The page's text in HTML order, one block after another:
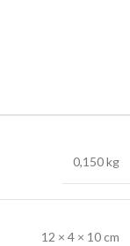
0,150 kg
12 × 4 × 10 cm